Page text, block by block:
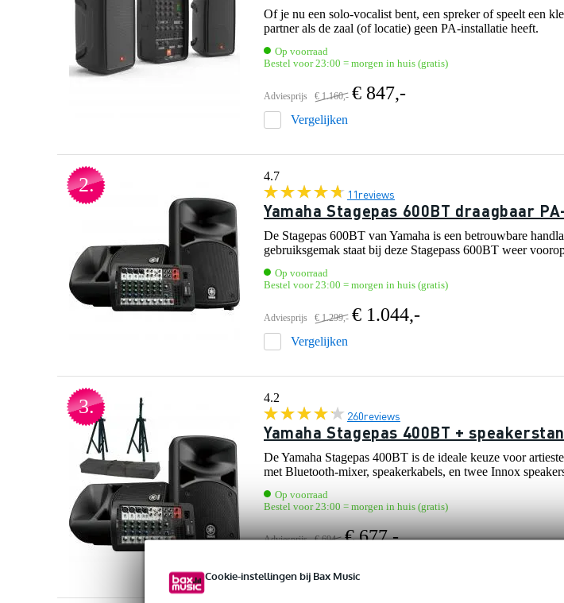
Cookie-instellingen bij Bax Music
Of je nu een solo-vocalist bent, een spreker of speelt een
partner als de zaal (of locatie) geen PA-installatie heeft.
Op voorraad
Bestel voor 23:00 = morgen in huis (gratis)
Adviesprijs € 1.160,- € 847,-
Vergelijken
2. 4.7
11reviews
Yamaha Stagepas 600BT draagbaar
De Stagepas 600BT van Yamaha is een betrouwbare
gebruiksgemak staat bij deze Stagepass 600BT weer
Op voorraad
Bestel voor 23:00 = morgen in huis (gratis)
Adviesprijs € 1.299,- € 1.044,-
Vergelijken
3. 4.2
260reviews
Yamaha Stagepas 400BT +
De Yamaha Stagepas 400BT is de ideale keuze voor
met Bluetooth-mixer, speakerkabels, en twee Innox
Op voorraad
Bestel voor 23:00 = morgen in huis (gratis)
Adviesprijs € 694,- € 677,-